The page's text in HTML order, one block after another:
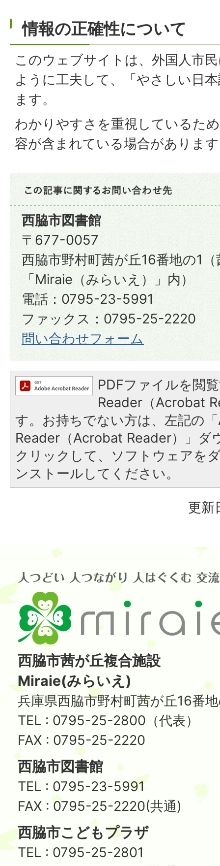
情報の正確性について
このウェブサイトは、外国人市
ように工夫して、「やさしい日
ます。
わかりやすさを重視しているた
容が含まれている場合がありま
西脇市図書館
〒677-0057
西脇市野村町茜が丘16番地の1
「Miraie（みらいえ）」内）
電話：0795-23-5991
ファックス：0795-25-2220
問い合わせフォーム
PDFファイルを閲
Reader（Acrobat
す。お持ちでない方は、左記の
Reader（Acrobat Reader）」ダ
クリックして、ソフトウェアを
ンストールしてください。
更新
西脇市茜が丘複合施設
Miraie(みらいえ)
兵庫県西脇市野村町茜が丘16番
TEL : 0795-25-2800（代表）
FAX : 0795-25-2220
西脇市図書館
TEL : 0795-23-5991
FAX : 0795-25-2220(共通)
西脇市こどもプラザ
TEL : 0795-25-2801